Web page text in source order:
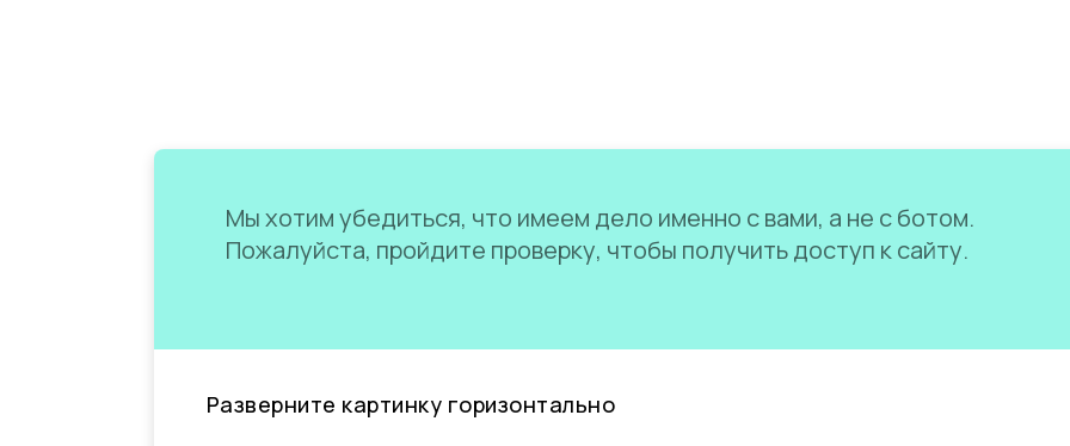
Мы хотим убедиться, что имеем дело именно с вами, а не с ботом.
Пожалуйста, пройдите проверку, чтобы получить доступ к сайту.
Разверните картинку горизонтально